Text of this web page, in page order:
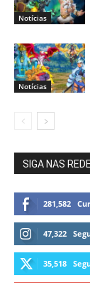
Notícias
Notícias
SIGA NAS
281,582
47,322
35,518